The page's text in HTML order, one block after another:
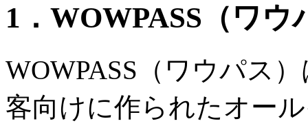
1．WOWPASS（ワウ
WOWPASS（ワウパス
客向けに作られたオー